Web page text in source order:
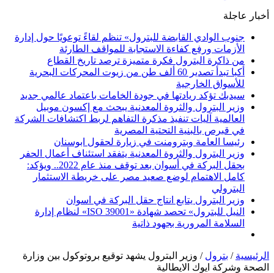
أخبار عاجلة
جنوب الوادي القابضة للبترول» تنظم لقاءً توعويًا حول إدارة
الأزمات ورفع كفاءة الاستجابة للمواقف الطارئة
من ذاكرة البترول فكرة متميزة ترصد تاريخ القطاع
أكبا تبدأ تصدير 60 ألف طن من زيوت المحركات البحرية
للأسواق الخارجية
سيدبك تؤكد ريادتها في جودة الخامات باعتماد عالمي جديد
وزير البترول والثروة المعدنية يبحث مع إكسون موبيل
العالمية آليات تنفيذ مذكرة التفاهم لربط اكتشافات الشركة
في قبرص بالبنية التحتية المصرية
رئيسا العامة وبترومنت في زيارة لحقول ابوسنان
وزير البترول والثروة المعدنية يتفقد استئناف أعمال الحفر
بحقل البركة في أسوان بعد توقف منذ عام 2022.. ويؤكد:
كامل الاهتمام لوضع صعيد مصر على خريطة الاستثمار
البترولي
وزير البترول يتابع انتاج حقل البركة في اسوان
النيل للبترول» تحصد شهادة «ISO 39001» لنظام إدارة
السلامة المرورية بجهود ذاتية
الرئيسية / بترول / وزير البترول يشهد توقيع بروتوكول بين وزارة
الصحة وشركة ايوك الايطالية